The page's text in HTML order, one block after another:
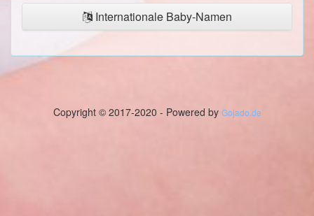
Internationale Baby-Namen
Copyright © 2017-2020 - Powered by Gojado.de